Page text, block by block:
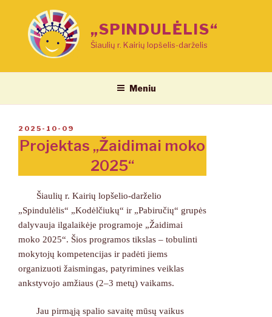
„SPINDULĖLIS“
Šiaulių r. Kairių lopšelis-darželis
Meniu
PASKELBTA
2025-10-09
Projektas „Žaidimai moko
2025“
Šiaulių r. Kairių lopšelio-darželio
„Spindulėlis“ „Kodėlčiukų“ ir „Pabiručių“ grupės
dalyvauja ilgalaikėje programoje „Žaidimai
moko 2025“. Šios programos tikslas – tobulinti
mokytojų kompetencijas ir padėti jiems
organizuoti žaismingas, patyrimines veiklas
ankstyvojo amžiaus (2–3 metų) vaikams.
Jau pirmąją spalio savaitę mūsų vaikus